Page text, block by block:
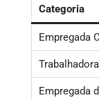
Categoria
Empregada
Empregada